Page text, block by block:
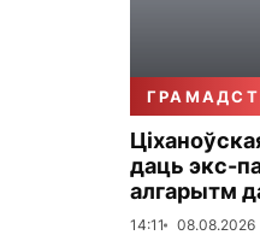
даць экс-
алгарытм
14:11 08.08.2026